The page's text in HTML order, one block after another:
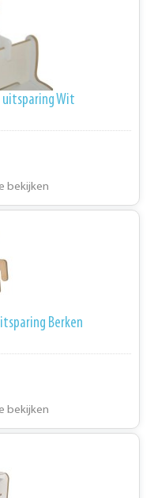
uitsparing Wit
bekijken
Berken
bekijken